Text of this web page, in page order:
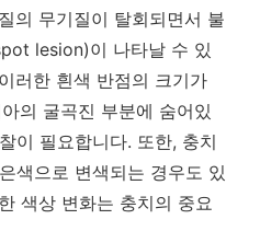
의 무기질이 탈회되면서 불
lesion)이 나타날 수 있
러한 흰색 반점의 크기가
의 굴곡진 부분에 숨어있
이 필요합니다. 또한, 충치
색으로 변색되는 경우도 있
색상 변화는 충치의 중요